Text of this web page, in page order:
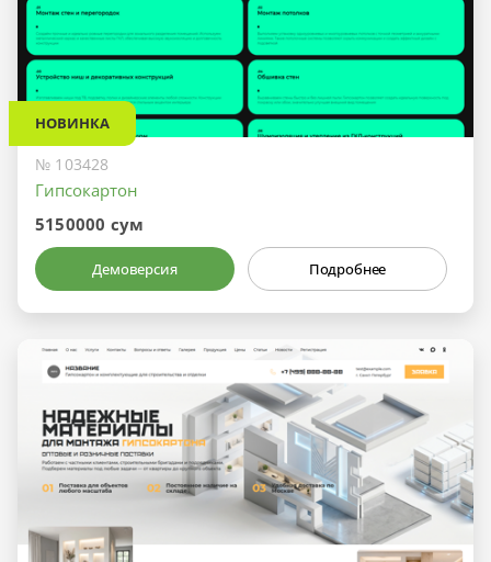
НОВИНКА
№ 103428
Гипсокартон
5150000 сум
Демоверсия Подробнее